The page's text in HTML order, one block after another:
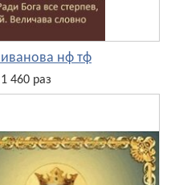
нф тф
460 раз